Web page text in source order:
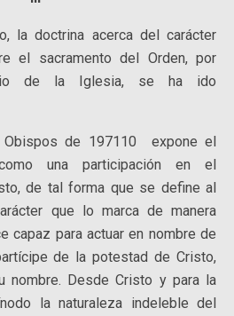
doctrina acerca del carácter
el sacramento del Orden, por
de la Iglesia, se ha ido
de 197110 expone el
una participación en el
de tal forma que se define al
que lo marca de manera
capaz para actuar en nombre de
de la potestad de Cristo,
nombre. Desde Cristo y para la
la naturaleza indeleble del